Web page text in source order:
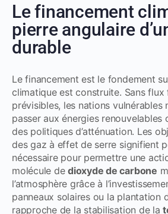
Le financement
pierre angulaire
durable
Le financement est le fondement
climatique est construite. Sans flux
prévisibles, les nations vulnérables
passer aux énergies
des politiques d’atténuation. Les
desgaz à effet de serre signifient
nécessaire pour permettre une
molécule dedioxyde de carbone
l’atmosphère grâce à
panneaux solaires ou la plantation
rapproche de la stabilisation de la